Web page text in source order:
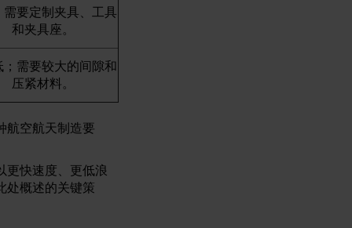
要定制夹具、工具
和夹具座。
需要较大的间隙和
压紧材料。
航空航天制造要
更快速度、更低浪
处概述的关键策